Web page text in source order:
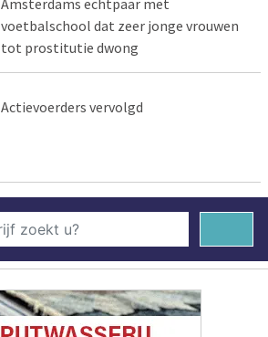
Amsterdams echtpaar met
voetbalschool dat zeer jonge vrouwen
tot prostitutie dwong
Actievoerders vervolgd